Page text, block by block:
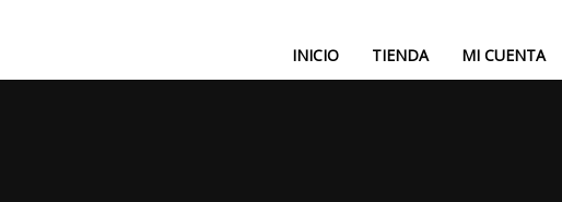
INICIO TIENDA MI CUENTA